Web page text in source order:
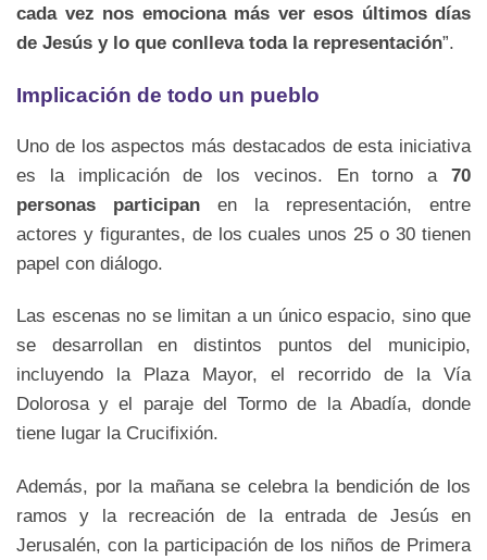
cada vez nos emociona más ver esos últimos días
de Jesús y lo que conlleva toda la representación”.
Implicación de todo un pueblo
Uno de los aspectos más destacados de esta iniciativa
es la implicación de los vecinos. En torno a 70
personas participan en la representación, entre
actores y figurantes, de los cuales unos 25 o 30 tienen
papel con diálogo.
Las escenas no se limitan a un único espacio, sino que
se desarrollan en distintos puntos del municipio,
incluyendo la Plaza Mayor, el recorrido de la Vía
Dolorosa y el paraje del Tormo de la Abadía, donde
tiene lugar la Crucifixión.
Además, por la mañana se celebra la bendición de los
ramos y la recreación de la entrada de Jesús en
Jerusalén, con la participación de los niños de Primera